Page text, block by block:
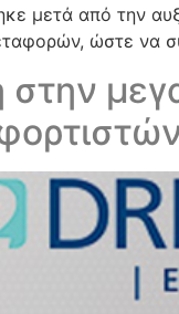
μετά από την
ώστε να